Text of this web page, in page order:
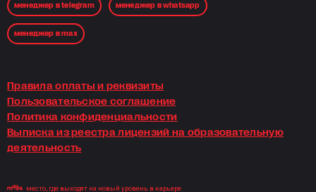
менеджер в telegram менеджер в whatsapp
менеджер в max
Правила оплаты и реквизиты
Пользовательское соглашение
Политика конфиденциальности
Выписка из реестра лицензий на образовательную
деятельность
место, где выходят на новый уровень в карьере